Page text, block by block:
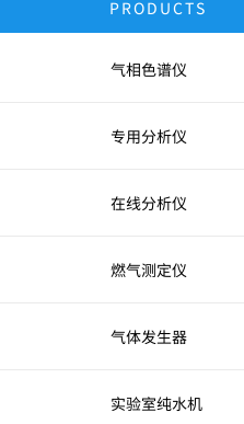
气相色谱仪
专用分析仪
在线分析仪
燃气测定仪
气体发生器
实验室纯水机
PRODUCTS